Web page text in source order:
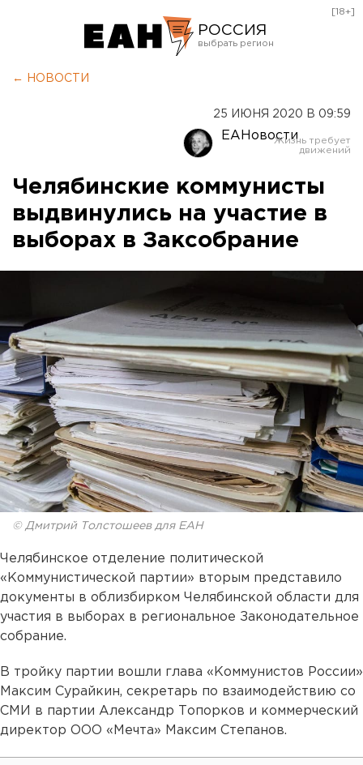
РОССИЯ
Оренбург
[18+]
← НОВОСТИ
25 ИЮНЯ 2020 В 09:59
ЕАНовости
Челябинские коммунисты
выдвинулись на участие в
выборах в Заксобрание
© Дмитрий Толстошеев для ЕАН
Челябинское отделение политической
«Коммунистической партии» вторым представило
документы в облизбирком Челябинской области для
участия в выборах в региональное Законодательное
собрание.
В тройку партии вошли глава «Коммунистов России»
Максим Сурайкин, секретарь по взаимодействию со
СМИ в партии Александр Топорков и коммерческий
директор ООО «Мечта» Максим Степанов.